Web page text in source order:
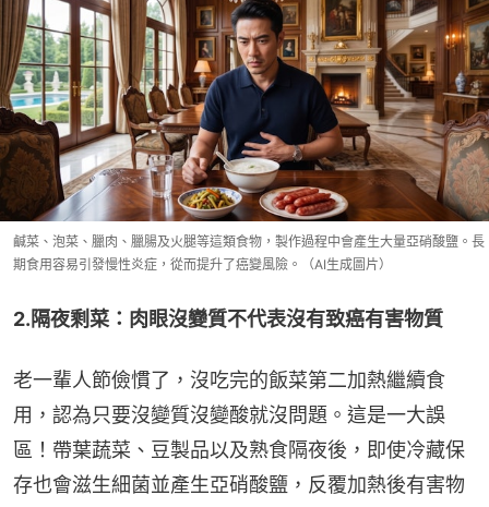
鹹菜、泡菜、臘肉、臘腸及火腿等這類食物，製作過程中會產生大量亞硝酸鹽。長
期食用容易引發慢性炎症，從而提升了癌變風險。（AI生成圖片）
2.隔夜剩菜：肉眼沒變質不代表沒有致癌有害物質
老一輩人節儉慣了，沒吃完的飯菜第二加熱繼續食
用，認為只要沒變質沒變酸就沒問題。這是一大誤
區！帶葉蔬菜、豆製品以及熟食隔夜後，即使冷藏保
存也會滋生細菌並產生亞硝酸鹽，反覆加熱後有害物